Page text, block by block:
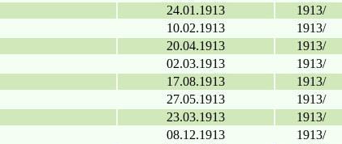
24.01.1913 1913/
10.02.1913 1913/
20.04.1913 1913/
02.03.1913 1913/
17.08.1913 1913/
27.05.1913 1913/
23.03.1913 1913/
08.12.1913 1913/